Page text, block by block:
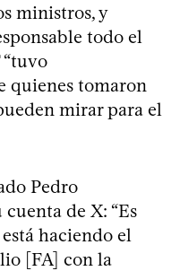
ministros, y
todo el
“tuvo
quienes tomaron
mirar para el
Pedro
de X: “Es
haciendo el
[FA] con la